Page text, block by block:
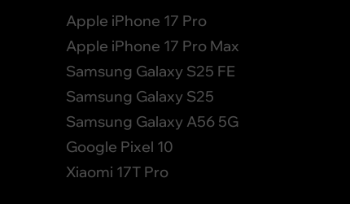
Apple iPhone 17 Pro
Apple iPhone 17 Pro Max
Samsung Galaxy S25 FE
Samsung Galaxy S25
Samsung Galaxy A56 5G
Google Pixel 10
Xiaomi 17T Pro